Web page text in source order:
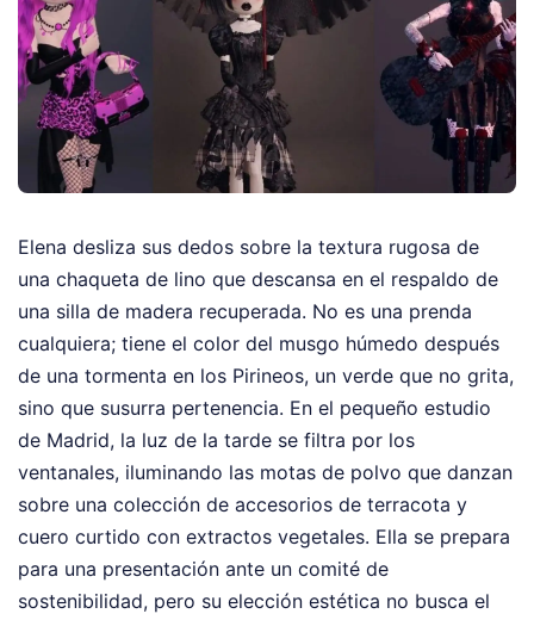
Elena desliza sus dedos sobre la textura rugosa de
una chaqueta de lino que descansa en el respaldo de
una silla de madera recuperada. No es una prenda
cualquiera; tiene el color del musgo húmedo después
de una tormenta en los Pirineos, un verde que no grita,
sino que susurra pertenencia. En el pequeño estudio
de Madrid, la luz de la tarde se filtra por los
ventanales, iluminando las motas de polvo que danzan
sobre una colección de accesorios de terracota y
cuero curtido con extractos vegetales. Ella se prepara
para una presentación ante un comité de
sostenibilidad, pero su elección estética no busca el